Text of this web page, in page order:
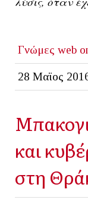
Γνώμες web
28 Μαϊος
και
στη